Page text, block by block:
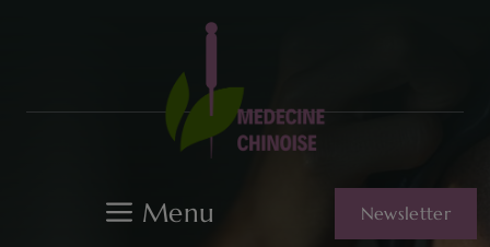
Menu Newsletter